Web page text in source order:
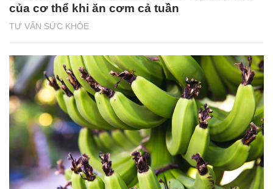
TƯ VẤN SỨC KHỎE
của cơ thể khi ăn cơm cả tuần